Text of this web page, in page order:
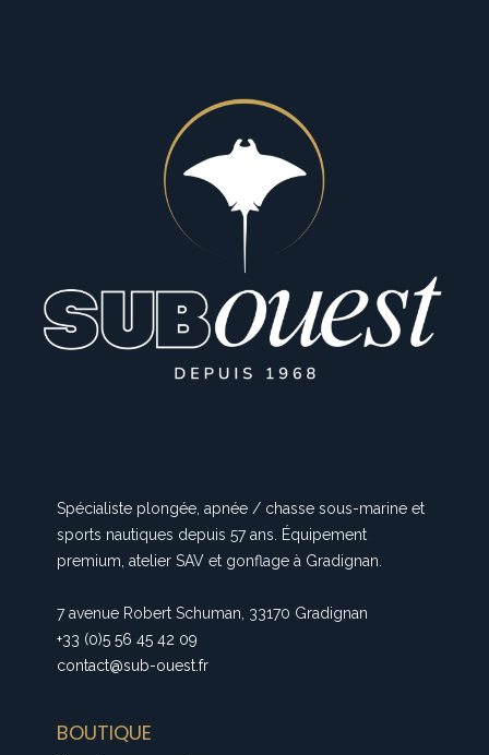
Spécialiste plongée, apnée / chasse sous-marine et
sports nautiques depuis 57 ans. Équipement
premium, atelier SAV et gonflage à Gradignan.
7 avenue Robert Schuman, 33170 Gradignan
+33 (0)5 56 45 42 09
contact@sub-ouest.fr
BOUTIQUE